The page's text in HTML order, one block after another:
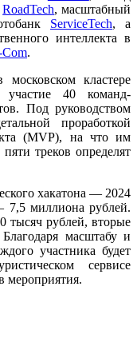
RoadTech, масштабный
ServiceTech, а
интеллекта в
Сom.
кластере
40 команд-
Под руководством
проработкой
(MVP), на что им
треков определят
хакатона — 2024
миллиона рублей.
тысяч рублей, вторые
масштабу и
участника будет
сервисе
мероприятия.